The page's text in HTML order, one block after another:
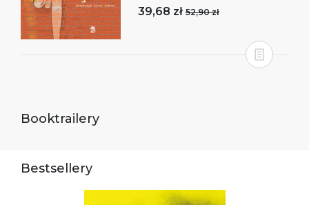
39,68 zł 52,90 zł
Booktrailery
Bestsellery